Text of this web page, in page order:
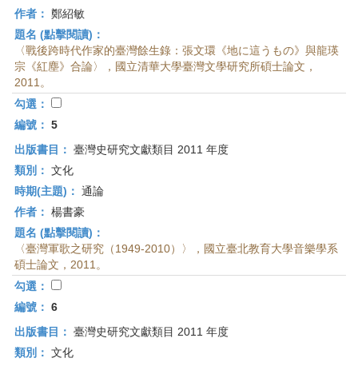
作者： 鄭紹敏
題名 (點擊閱讀)：
〈戰後跨時代作家的臺灣餘生錄：張文環《地に這うもの》與龍瑛
宗《紅塵》合論〉，國立清華大學臺灣文學研究所碩士論文，
2011。
勾選：
編號： 5
出版書目： 臺灣史研究文獻類目 2011 年度
類別： 文化
時期(主題)： 通論
作者： 楊書豪
題名 (點擊閱讀)：
〈臺灣軍歌之研究（1949-2010）〉，國立臺北教育大學音樂學系
碩士論文，2011。
勾選：
編號： 6
出版書目： 臺灣史研究文獻類目 2011 年度
類別： 文化